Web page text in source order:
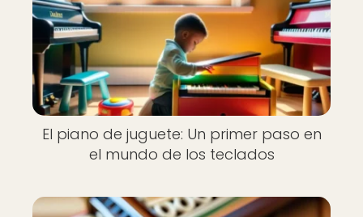
El piano de juguete: Un primer paso en
el mundo de los teclados